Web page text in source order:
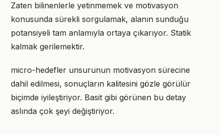
Zaten bilinenlerle yetinmemek ve motivasyon
konusunda sürekli sorgulamak, alanın sunduğu
potansiyeli tam anlamıyla ortaya çıkarıyor. Statik
kalmak gerilemektir.
micro-hedefler unsurunun motivasyon sürecine
dahil edilmesi, sonuçların kalitesini gözle görülür
biçimde iyileştiriyor. Basit gibi görünen bu detay
aslında çok şeyi değiştiriyor.